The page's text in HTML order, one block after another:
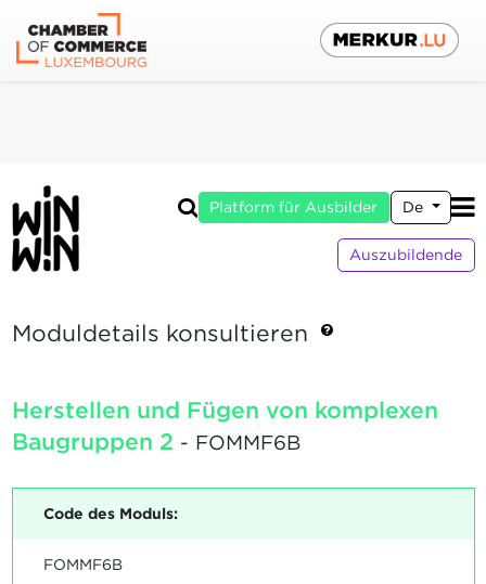
Platform für Ausbilder De
Auszubildende
Moduldetails konsultieren
Herstellen und Fügen von komplexen
Baugruppen 2 - FOMMF6B
Code des Moduls:
FOMMF6B